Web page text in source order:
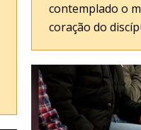
contemplado o
coração do